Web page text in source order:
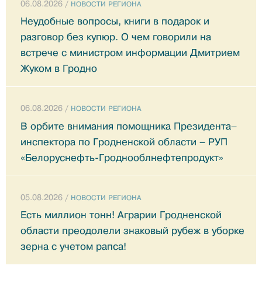
06.08.2026 / НОВОСТИ РЕГИОНА
Неудобные вопросы, книги в подарок и
разговор без купюр. О чем говорили на
встрече с министром информации Дмитрием
Жуком в Гродно
06.08.2026 / НОВОСТИ РЕГИОНА
В орбите внимания помощника Президента–
инспектора по Гродненской области – РУП
«Белоруснефть-Гроднооблнефтепродукт»
05.08.2026 / НОВОСТИ РЕГИОНА
Есть миллион тонн! Аграрии Гродненской
области преодолели знаковый рубеж в уборке
зерна с учетом рапса!